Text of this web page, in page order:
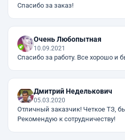
Спасибо за заказ!
Очень Любопытная
10.09.2021
Спасибо за работу. Все хорошо и
Дмитрий Неделькович
05.03.2020
Отличный заказчик! Четкое ТЗ,
Рекомендую к сотрудничеству!